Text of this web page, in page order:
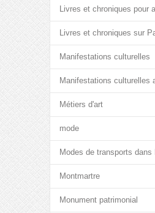
Livres et chroniques pour
Livres et chroniques sur
Manifestations culturelles
Manifestations culturelles
Métiers d'art
mode
Modes de transports dans
Montmartre
Monument patrimonial